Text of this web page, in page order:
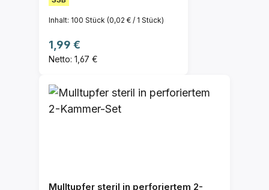
Inhalt: 100 Stück (0,02 € / 1 Stück)
Regulärer Preis:
1,99 €
Netto: 1,67 €
Mulltupfer steril in perforiertem 2-